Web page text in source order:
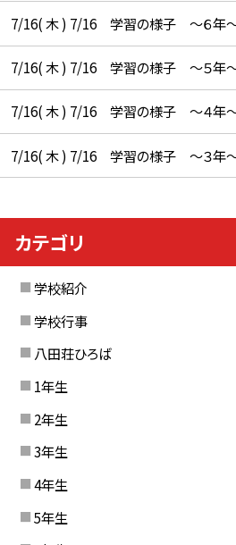
7/16( 木 ) 7/16 学習の様子 ～６年
7/16( 木 ) 7/16 学習の様子 ～５年
7/16( 木 ) 7/16 学習の様子 ～４年
7/16( 木 ) 7/16 学習の様子 ～３年
カテゴリ
学校紹介
学校行事
八田荘ひろば
1年生
2年生
3年生
4年生
5年生